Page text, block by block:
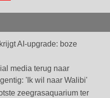
AI-upgrade: boze
media terug naar
'Ik wil naar Walibi'
zeegrasaquarium ter